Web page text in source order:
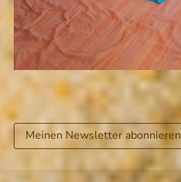
Meinen Newsletter abonnieren